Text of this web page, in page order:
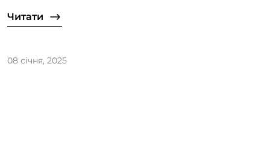
Читати
08 січня, 2025